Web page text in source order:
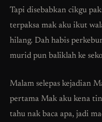
Tapi disebabkan cikgu
terpaksa mak aku ikut
hilang. Dah habis
murid pun baliklah ke
Malam selepas kejadian
pertama Mak aku kena
tahu nak baca apa, jadi